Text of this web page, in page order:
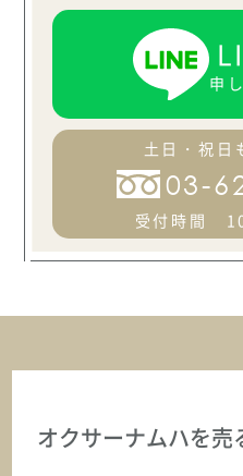
オクサーナムハ
BARBARA バー
オクサーナムハ
BATTY バティ
オクサーナムハ
申
土日・祝日
03-
受付時間
オクサーナムハを売